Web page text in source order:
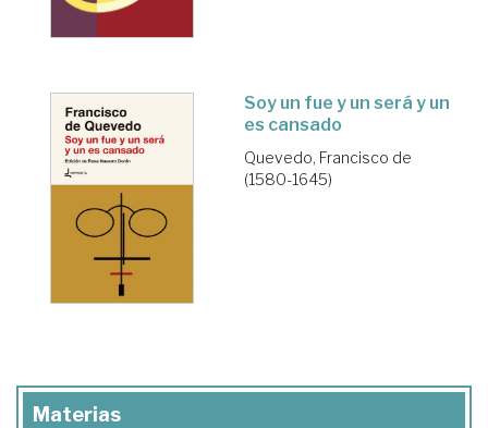
Soy un fue y un será y un
es cansado
Quevedo, Francisco de
(1580-1645)
Materias